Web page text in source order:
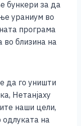
бункери за да
ураниум во
програма
во близина на
да го уништи
Нетанјаху
наши цели,
одлуката на